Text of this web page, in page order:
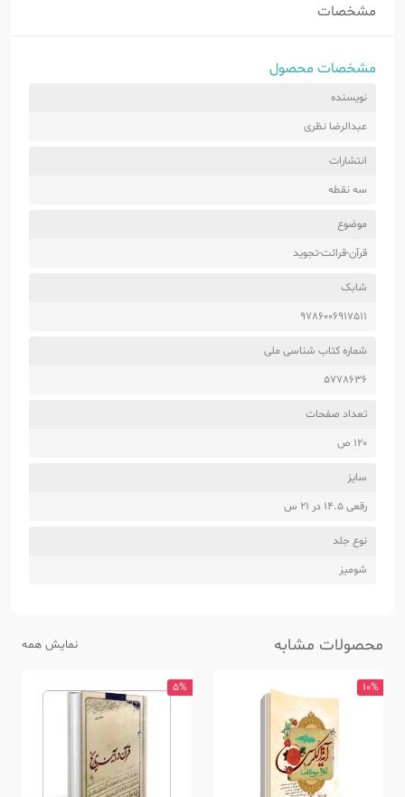
مشخصات
مشخصات محصول
نویسنده
عبدالرضا نظری
انتشارات
سه نقطه
موضوع
قرآن-قرائت-تجوید
شابک
9786006917511
شماره کتاب شناسی ملی
5778636
تعداد صفحات
120 ص
سایز
رقعی 14.5 در 21 س
نوع جلد
شومیز
محصولات مشابه نمایش همه
10%
5%